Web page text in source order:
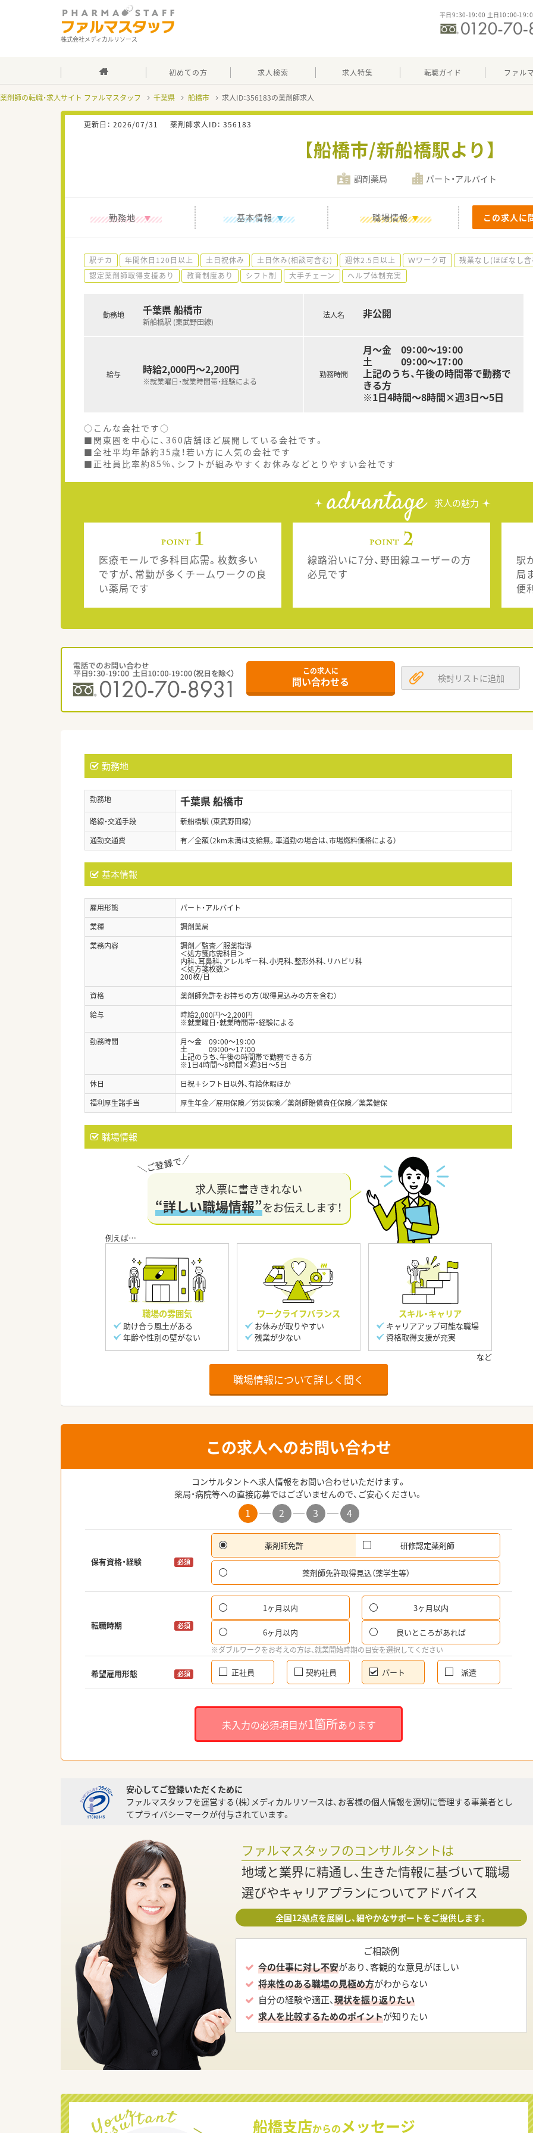
株式会社メディカルリソース
平日9：30-19：00 土日10：00-19：
初めての方 求人検索 求人特集 転職ガイド ファル
薬剤師の転職・求人サイト ファルマスタッフ 千葉県 船橋市 求人ID：356183の薬剤師求人
更新日： 2026/07/31 薬剤師求人ID： 356183
【船橋市/新船橋駅より】
調剤薬局 パート・アルバイト
勤務地 基本情報 職場情報 この求人に
駅チカ 年間休日120日以上 土日祝休み 土日休み(相談可含む) 週休2.5日以上 Ｗワーク可 残業なし(ほぼなし含
認定薬剤師取得支援あり
教育制度あり シフト制 大手チェーン ヘルプ体制充実
勤務地 千葉県 船橋市
新船橋駅 (東武野田線)
給与 時給2,000円～2,200円
※就業曜日・就業時間帯・経験による
法人名 非公開
勤務時間
月～金 09：00～19：00
土 09：00～17：00
上記のうち、午後の時間帯で勤務で
きる方
※1日4時間～8時間×週3日～5日
○こんな会社です○
■関東圏を中心に、360店舗ほど展開している会社です。
■全社平均年齢約35歳！若い方に人気の会社です
■正社員比率約85%、シフトが組みやすくお休みなどとりやすい会社です
advantage 求人の魅力
医療モールで多科目応需。枚数多い
ですが、常勤が多くチームワークの良
い薬局です
線路沿いに7分、野田線ユーザーの方
必見です
駅
局
便
この求人に
問い合わせる 検討リストに追加
勤務地
勤務地 千葉県 船橋市
路線・交通手段
新船橋駅 (東武野田線)
通勤交通費
有／全額（2km未満は支給無。車通勤の場合は、市場燃料価格による）
基本情報
雇用形態
パート・アルバイト
業種
調剤薬局
業務内容
調剤／監査／服薬指導
＜処方箋応需科目＞
内科、耳鼻科、アレルギー科、小児科、整形外科、リハビリ科
＜処方箋枚数＞
200枚/日
資格
薬剤師免許をお持ちの方（取得見込みの方を含む）
給与
時給2,000円～2,200円
※就業曜日・就業時間帯・経験による
勤務時間
月～金 09：00～19：00
土 09：00～17：00
上記のうち、午後の時間帯で勤務できる方
※1日4時間～8時間×週3日～5日
休日
日祝＋シフト日以外、有給休暇ほか
福利厚生諸手当
厚生年金／雇用保険／労災保険／薬剤師賠償責任保険／薬業健保
職場情報
求人票に書ききれない
“詳しい職場情報”をお伝えします！
職場の雰囲気
助け合う風土がある
年齢や性別の壁がない
ワークライフバランス
お休みが取りやすい
残業が少ない
スキル・キャリア
キャリアアップ可能な職場
資格取得支援が充実
職場情報について詳しく聞く
この求人へのお問い合わせ
コンサルタントへ求人情報をお問い合わせいただけます。
薬局・病院等への直接応募ではございませんので、ご安心ください。
1 2 3 4
保有資格・経験 必須
薬剤師免許 研修認定薬剤師
薬剤師免許取得見込（薬学生等）
転職時期 必須
1ヶ月以内 3ヶ月以内
6ヶ月以内 良いところがあれば
※ダブルワークをお考えの方は、就業開始時期の目安を選択してください
希望雇用形態 必須 正社員 契約社員 パート 派遣
未入力の必須項目が1箇所あります
安心してご登録いただくために
ファルマスタッフを運営する（株）メディカルリソースは、お客様の個人情報を適切に管理する事業者とし
てプライバシーマークが付与されています。
ファルマスタッフのコンサルタントは
地域と業界に精通し、生きた情報に基づいて職場
選びやキャリアプランについてアドバイス
全国12拠点を展開し、細やかなサポートをご提供します。
ご相談例
今の仕事に対し不安があり、客観的な意見がほしい
将来性のある職場の見極め方がわからない
自分の経験や適正、現状を振り返りたい
求人を比較するためのポイントが知りたい
船橋支店からのメッセージ